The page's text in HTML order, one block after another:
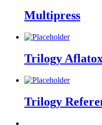
Multipress
Trilogy
Trilogy